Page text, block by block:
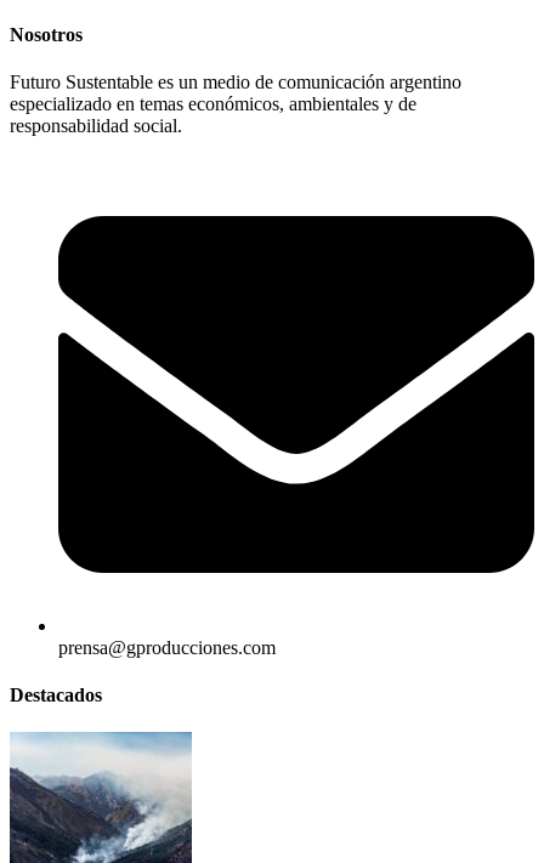
Nosotros
Futuro Sustentable es un medio de comunicación argentino
especializado en temas económicos, ambientales y de
responsabilidad social.
prensa@gproducciones.com
Destacados